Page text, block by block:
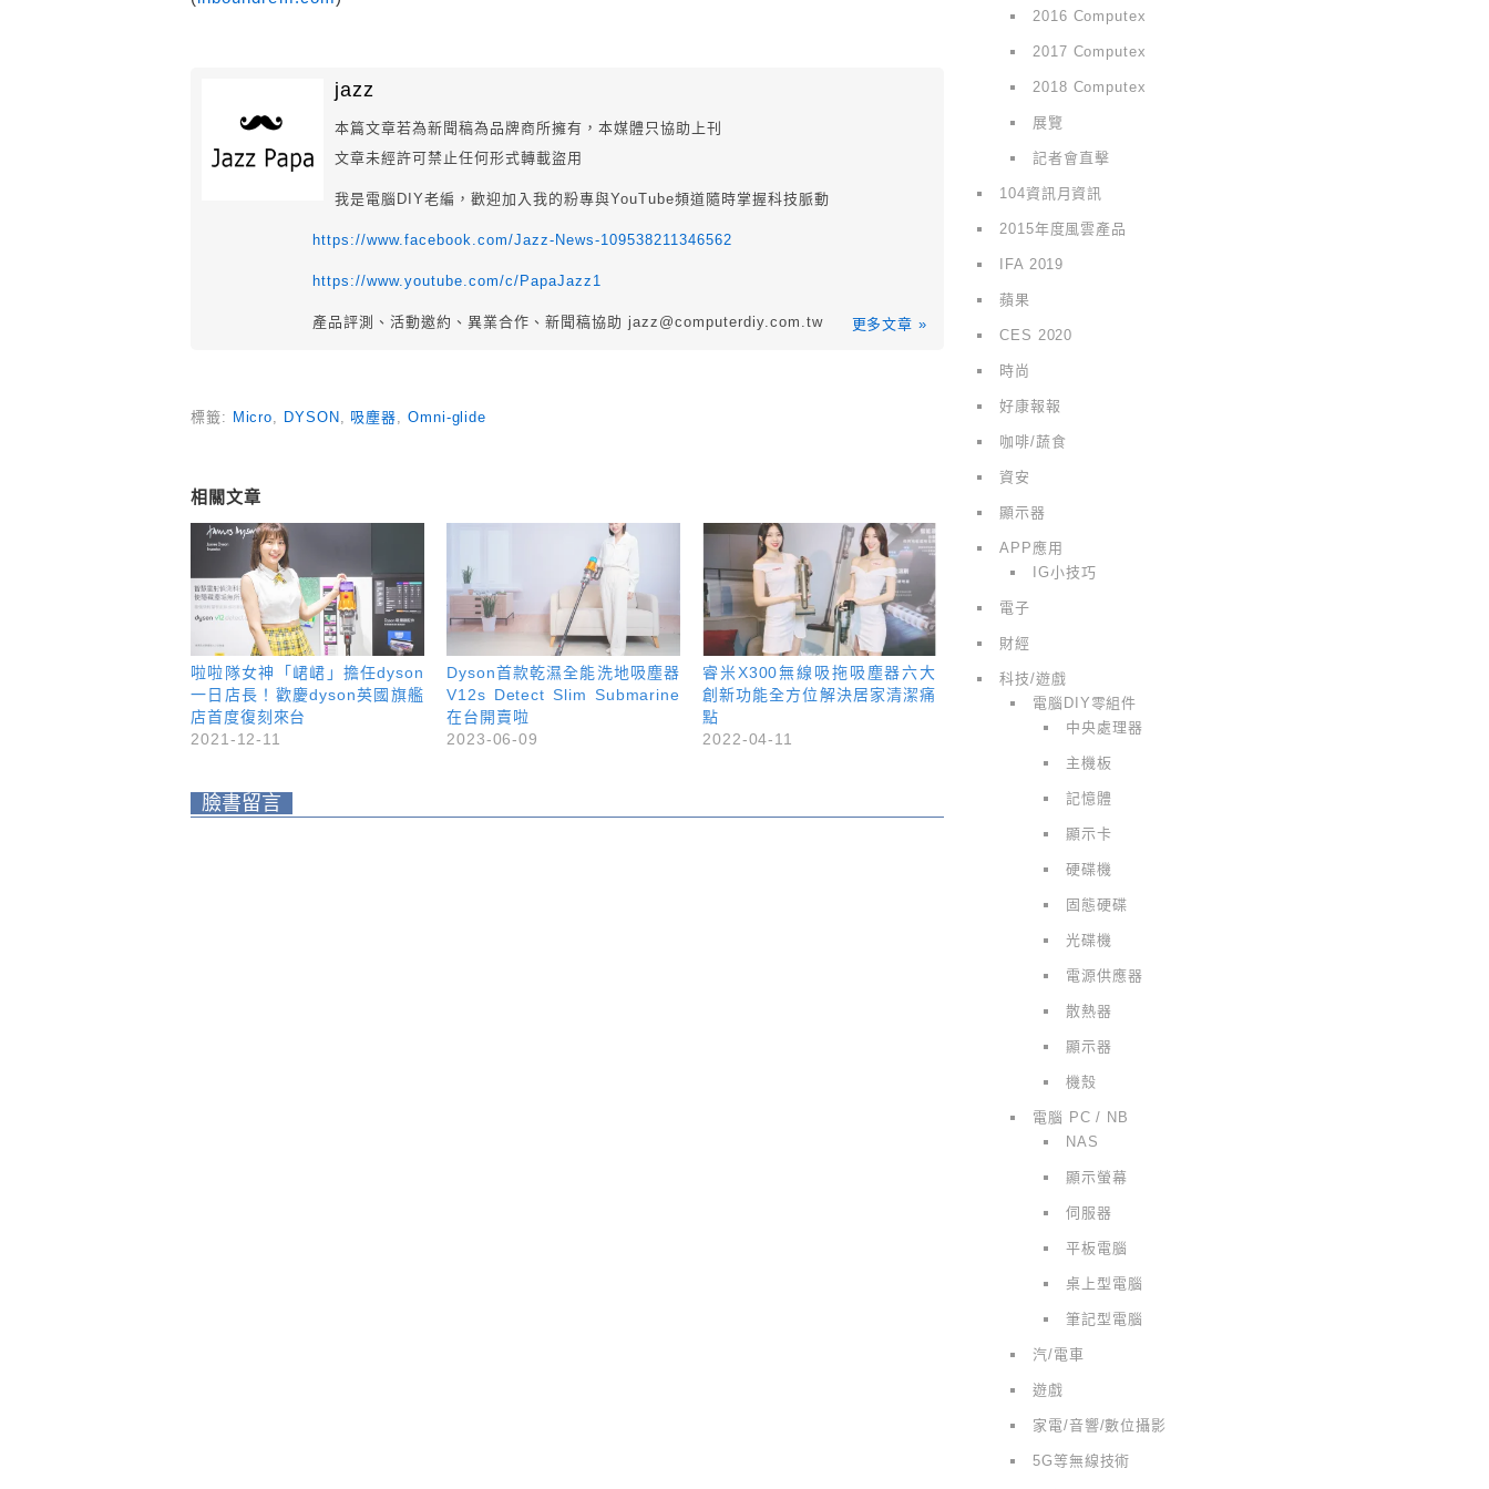
jazz
本篇文章若為新聞稿為品牌商所擁有，本媒體只協助上刊
文章未經許可禁止任何形式轉載盜用
我是電腦DIY老編，歡迎加入我的粉專與YouTube頻道隨時掌握科技脈動
https://www.facebook.com/Jazz-News-109538211346562
https://www.youtube.com/c/PapaJazz1
產品評測、活動邀約、異業合作、新聞稿協助 jazz@computerdiy.com.tw 更多文章 »
標籤: Micro DYSON 吸塵器 Omni-glide
相關文章
啦啦隊女神「峮峮」擔任dyson
一日店長！歡慶dyson英國旗艦
店首度復刻來台
2021-12-11
Dyson首款乾濕全能洗地吸塵器
V12s Detect Slim Submarine
在台開賣啦
2023-06-09
睿米X300無線吸拖吸塵器六大
創新功能全方位解決居家清潔痛
點
2022-04-11
臉書留言
2016 Computex
2017 Computex
2018 Computex
展覽
記者會直擊
104資訊月資訊
2015年度風雲產品
IFA 2019
蘋果
CES 2020
時尚
好康報報
咖啡/蔬食
資安
顯示器
APP應用
IG小技巧
電子
財經
科技/遊戲
電腦DIY零組件
中央處理器
主機板
記憶體
顯示卡
硬碟機
固態硬碟
光碟機
電源供應器
散熱器
顯示器
機殼
電腦 PC / NB
NAS
顯示螢幕
伺服器
平板電腦
桌上型電腦
筆記型電腦
汽/電車
遊戲
家電/音響/數位攝影
5G等無線技術